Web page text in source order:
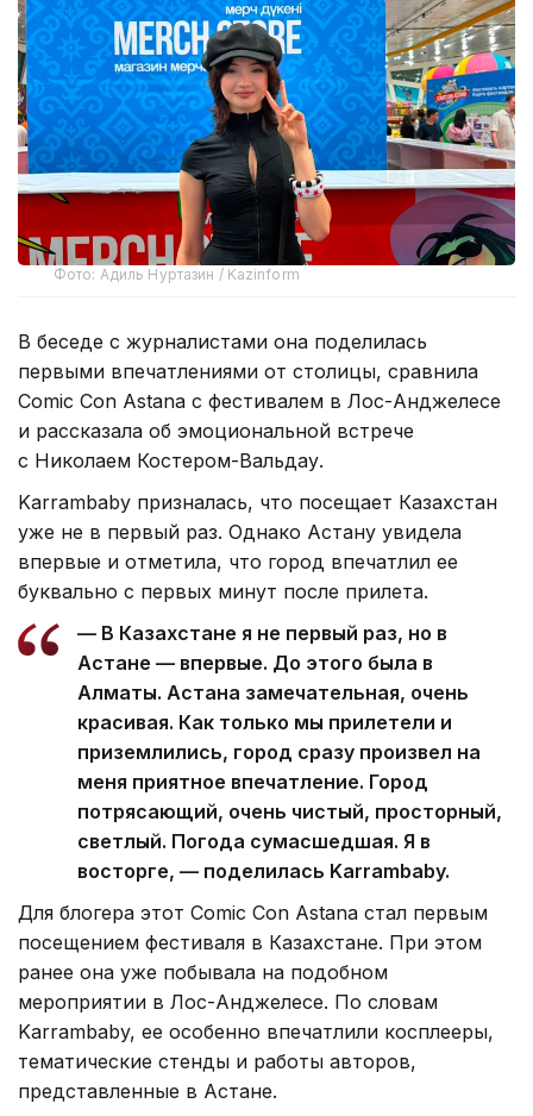
Фото: Адиль Нуртазин / Kazinform
В беседе с журналистами она поделилась
первыми впечатлениями от столицы, сравнила
Comic Con Astana с фестивалем в Лос-Анджелесе
и рассказала об эмоциональной встрече
с Николаем Костером-Вальдау.
Karrambaby призналась, что посещает Казахстан
уже не в первый раз. Однако Астану увидела
впервые и отметила, что город впечатлил ее
буквально с первых минут после прилета.
— В Казахстане я не первый раз, но в
Астане — впервые. До этого была в
Алматы. Астана замечательная, очень
красивая. Как только мы прилетели и
приземлились, город сразу произвел на
меня приятное впечатление. Город
потрясающий, очень чистый, просторный,
светлый. Погода сумасшедшая. Я в
восторге, — поделилась Karrambaby.
Для блогера этот Comic Con Astana стал первым
посещением фестиваля в Казахстане. При этом
ранее она уже побывала на подобном
мероприятии в Лос-Анджелесе. По словам
Karrambaby, ее особенно впечатлили косплееры,
тематические стенды и работы авторов,
представленные в Астане.